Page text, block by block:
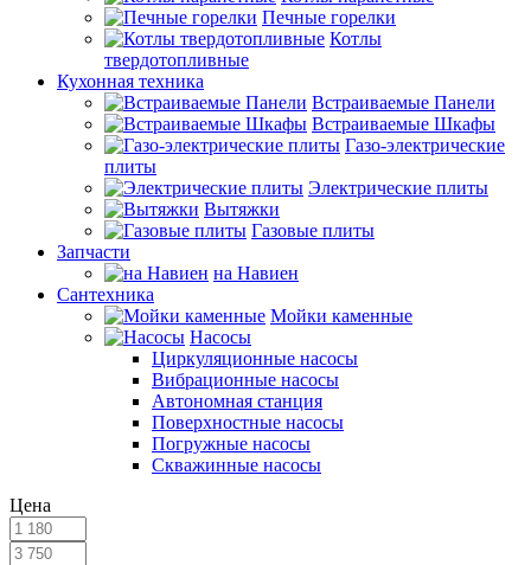
Печные горелки
Котлы
твердотопливные
Кухонная техника
Встраиваемые Панели
Встраиваемые Шкафы
Газо-электрические
плиты
Электрические плиты
Вытяжки
Газовые плиты
Запчасти
на Навиен
Сантехника
Мойки каменные
Насосы
Циркуляционные насосы
Вибрационные насосы
Автономная станция
Поверхностные насосы
Погружные насосы
Скважинные насосы
Цена